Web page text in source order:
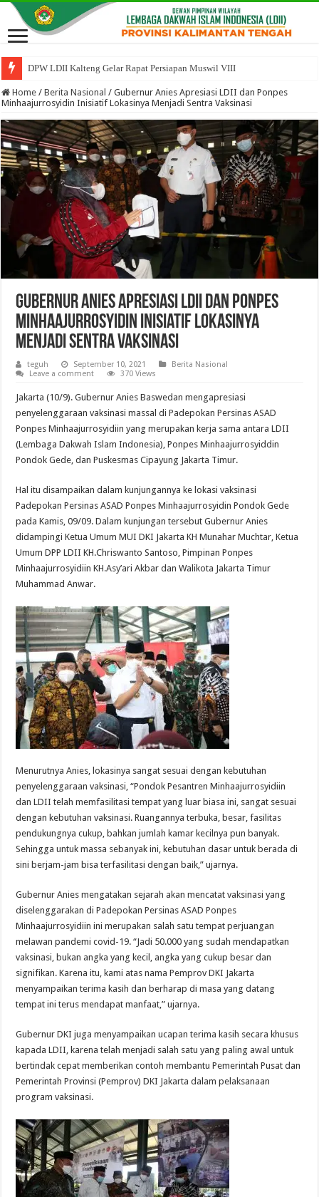
Sosialisasi Kelembagaan Bina Spiritual Perkuat Tata Kelola Organisasi
Home / Berita Nasional / Gubernur Anies Apresiasi LDII dan Ponpes
Minhaajurrosyidin Inisiatif Lokasinya Menjadi Sentra Vaksinasi
Gubernur Anies Apresiasi LDII dan Ponpes
Minhaajurrosyidin Inisiatif Lokasinya
Menjadi Sentra Vaksinasi
teguh September 10, 2021
Berita Nasional
Leave a comment
370 Views
Jakarta (10/9). Gubernur Anies Baswedan mengapresiasi
penyelenggaraan vaksinasi massal di Padepokan Persinas ASAD
Ponpes Minhaajurrosyidiin yang merupakan kerja sama antara LDII
(Lembaga Dakwah Islam Indonesia), Ponpes Minhaajurrosyiddin
Pondok Gede, dan Puskesmas Cipayung Jakarta Timur.
Hal itu disampaikan dalam kunjungannya ke lokasi vaksinasi
Padepokan Persinas ASAD Ponpes Minhaajurrosyidin Pondok Gede
pada Kamis, 09/09. Dalam kunjungan tersebut Gubernur Anies
didampingi Ketua Umum MUI DKI Jakarta KH Munahar Muchtar, Ketua
Umum DPP LDII KH.Chriswanto Santoso, Pimpinan Ponpes
Minhaajurrosyidiin KH.Asy’ari Akbar dan Walikota Jakarta Timur
Muhammad Anwar.
Menurutnya Anies, lokasinya sangat sesuai dengan kebutuhan
penyelenggaraan vaksinasi, “Pondok Pesantren Minhaajurrosyidiin
dan LDII telah memfasilitasi tempat yang luar biasa ini, sangat sesuai
dengan kebutuhan vaksinasi. Ruangannya terbuka, besar, fasilitas
pendukungnya cukup, bahkan jumlah kamar kecilnya pun banyak.
Sehingga untuk massa sebanyak ini, kebutuhan dasar untuk berada di
sini berjam-jam bisa terfasilitasi dengan baik,” ujarnya.
Gubernur Anies mengatakan sejarah akan mencatat vaksinasi yang
diselenggarakan di Padepokan Persinas ASAD Ponpes
Minhaajurrosyidiin ini merupakan salah satu tempat perjuangan
melawan pandemi covid-19. “Jadi 50.000 yang sudah mendapatkan
vaksinasi, bukan angka yang kecil, angka yang cukup besar dan
signifikan. Karena itu, kami atas nama Pemprov DKI Jakarta
menyampaikan terima kasih dan berharap di masa yang datang
tempat ini terus mendapat manfaat,” ujarnya.
Gubernur DKI juga menyampaikan ucapan terima kasih secara khusus
kapada LDII, karena telah menjadi salah satu yang paling awal untuk
bertindak cepat memberikan contoh membantu Pemerintah Pusat dan
Pemerintah Provinsi (Pemprov) DKI Jakarta dalam pelaksanaan
program vaksinasi.